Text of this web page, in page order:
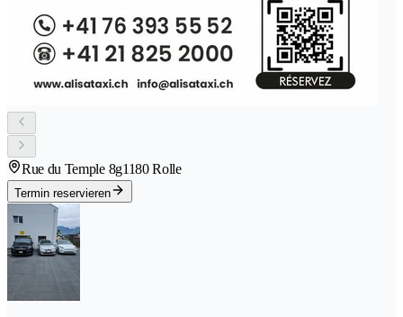
Rue du Temple 8g1180 Rolle
Termin reservieren